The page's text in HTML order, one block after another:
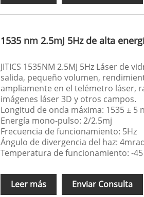
1535 nm 2.5mJ 5Hz de alta
JITICS 1535NM 2.5MJ 5Hz Láser de
salida, pequeño volumen,
ampliamente en el telémetro láser,
imágenes láser 3D y otros campos.
Longitud de onda máxima: 1535 ± 5
Energía mono-pulso: 2/2.5mj
Frecuencia de funcionamiento: 5Hz
Ángulo de divergencia del haz:
Temperatura de funcionamiento: -45
Leer más Enviar Consulta